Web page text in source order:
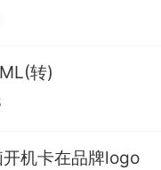
转)
机卡在品牌logo